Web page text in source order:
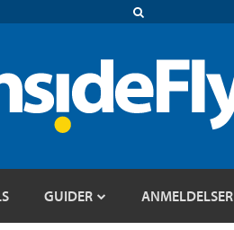
GUIDER ANMELDELSER